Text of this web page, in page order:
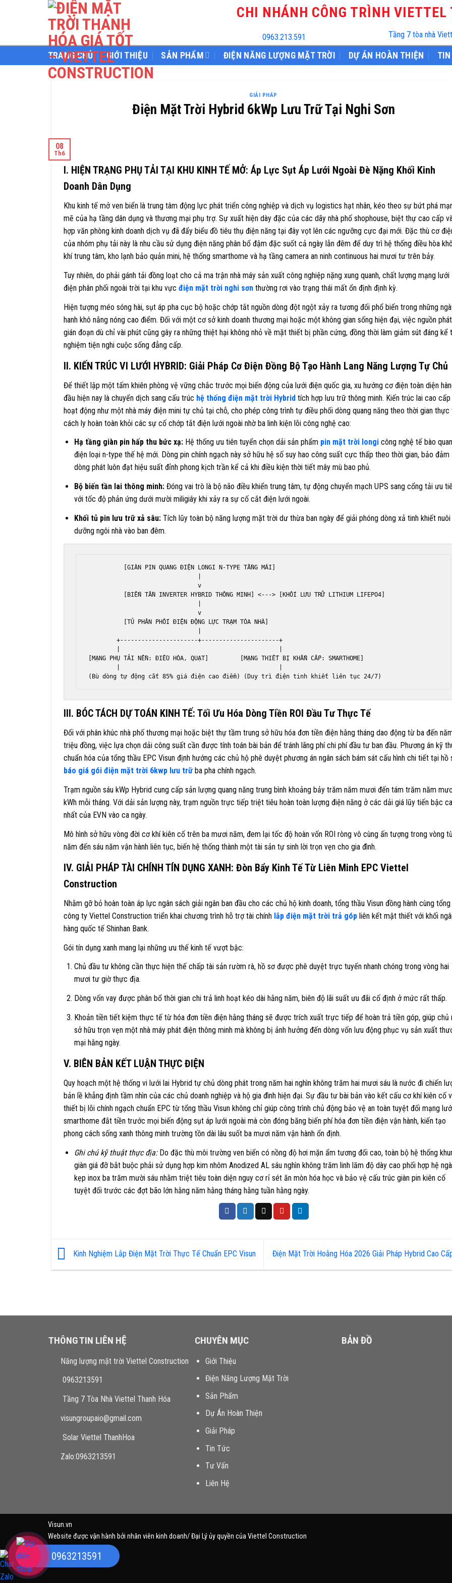
CHI NHÁNH CÔNG TRÌNH VIETTEL
0963.213.591 Tầng 7 tòa nhà
TRANG CHỦ GIỚI THIỆU SẢN PHẨM ĐIỆN NĂNG LƯỢNG MẶT TRỜI DỰ ÁN HOÀN THIỆN
GIẢI PHÁP
Điện Mặt Trời Hybrid 6kWp Lưu Trữ Tại Nghi Sơn
08
Th6
I. HIỆN TRẠNG PHỤ TẢI TẠI KHU KINH TẾ MỞ: Áp Lực Sụt Áp Lưới Ngoài Đè Nặng Khối Kinh
Doanh Dân Dụng
Khu kinh tế mở ven biển là trung tâm động lực phát triển công nghiệp và dịch vụ logistics hạt nhân, kéo theo sự bứt phá
mẽ của hạ tầng dân dụng và thương mại phụ trợ. Sự xuất hiện dày đặc của các dãy nhà phố shophouse, biệt thự cao cấp
hợp văn phòng kinh doanh dịch vụ đã đẩy biểu đồ tiêu thụ điện năng tại đây vọt lên các ngưỡng cực đại mới. Đặc thù cơ
của nhóm phụ tải này là nhu cầu sử dụng điện năng phân bổ đậm đặc suốt cả ngày lẫn đêm để duy trì hệ thống điều hòa
khí trung tâm, kho lạnh bảo quản mini, hệ thống smarthome và hạ tầng camera an ninh continuous hai mươi tư trên bảy.
Tuy nhiên, do phải gánh tải đồng loạt cho cả ma trận nhà máy sản xuất công nghiệp nặng xung quanh, chất lượng mạng lưới
điện phân phối ngoài trời tại khu vực điện mặt trời nghi sơn thường rơi vào trạng thái mất ổn định định kỳ.
Hiện tượng méo sóng hài, sụt áp pha cục bộ hoặc chớp tắt nguồn dòng đột ngột xảy ra tương đối phổ biến trong những
hanh khô nắng nóng cao điểm. Đối với một cơ sở kinh doanh thương mại hoặc một không gian sống hiện đại, việc nguồn
gián đoạn dù chỉ vài phút cũng gây ra những thiệt hại không nhỏ về mặt thiết bị phần cứng, đồng thời làm giảm sút đáng kể
nghiệm tiện nghi cuộc sống đẳng cấp.
II. KIẾN TRÚC VI LƯỚI HYBRID: Giải Pháp Cơ Điện Đồng Bộ Tạo Hành Lang Năng Lượng Tự Chủ
Để thiết lập một tấm khiên phòng vệ vững chắc trước mọi biến động của lưới điện quốc gia, xu hướng cơ điện toàn diện
đầu hiện nay là chuyển dịch sang cấu trúc hệ thống điện mặt trời Hybrid tích hợp lưu trữ thông minh. Kiến trúc lai cao cấp
hoạt động như một nhà máy điện mini tự chủ tại chỗ, cho phép công trình tự điều phối dòng quang năng theo thời gian thực
cách ly hoàn toàn khỏi các sự cố chớp tắt điện lưới ngoài nhờ ba linh kiện lõi công nghệ cao:
Hạ tầng giàn pin hấp thu bức xạ:Hệ thống ưu tiên tuyển chọn dải sản phẩm pin mặt trời longicông nghệ tế bào
điện loại n-type thế hệ mới. Dòng pin chính ngạch này sở hữu hệ số suy hao công suất cực thấp theo thời gian, bảo đảm
dòng phát luôn đạt hiệu suất đỉnh phong kịch trần kể cả khi điều kiện thời tiết mây mù bao phủ.
Bộ biến tần lai thông minh:Đóng vai trò là bộ não điều khiển trung tâm, tự động chuyển mạch UPS sang cổng tải ưu
với tốc độ phản ứng dưới mười miligiây khi xảy ra sự cố cắt điện lưới ngoài.
Khối tủ pin lưu trữ xả sâu:Tích lũy toàn bộ năng lượng mặt trời dư thừa ban ngày để giải phóng dòng xả tinh khiết nuôi
dưỡng ngôi nhà vào ban đêm.
          [GIÀN PIN QUANG ĐIỆN LONGI N-TYPE TẦNG MÁI]
                               v
          [BIẾN TẦN INVERTER HYBRID THÔNG MINH] <---> [KHỐI LƯU TRỮ LITHIUM LIFEPO4]
                               v
          [TỦ PHÂN PHỐI ĐIỆN ĐỘNG LỰC TRẠM TÒA NHÀ]
        +----------------------+----------------------+
[MẠNG PHỤ TẢI NỀN: ĐIỀU HÒA, QUẠT]         [MẠNG THIẾT BỊ KHẨN CẤP: SMARTHOME]
III. BÓC TÁCH DỰ TOÁN KINH TẾ: Tối Ưu Hóa Dòng Tiền ROI Đầu Tư Thực Tế
Đối với phân khúc nhà phố thương mại hoặc biệt thự tầm trung sở hữu hóa đơn tiền điện hằng tháng dao động từ ba đến
triệu đồng, việc lựa chọn dải công suất cần được tính toán bài bản để tránh lãng phí chi phí đầu tư ban đầu. Phương án kỹ
chuẩn hóa của tổng thầu EPC Visun định hướng các chủ hộ phê duyệt phương án ngân sách bám sát cấu hình chi tiết tại hồ
báo giá gói điện mặt trời 6kwp lưu trữ ba pha chính ngạch.
Trạm nguồn sáu kWp Hybrid cung cấp sản lượng quang năng trung bình khoảng bảy trăm năm mươi đến tám trăm năm
kWh mỗi tháng. Với dải sản lượng này, trạm nguồn trực tiếp triệt tiêu hoàn toàn lượng điện năng ở các dải giá lũy tiến bậc
nhất của EVN vào ca ngày.
Mô hình sở hữu vòng đời cơ khí kiên cố trên ba mươi năm, đem lại tốc độ hoàn vốn ROI ròng vô cùng ấn tượng trong vòng
năm đến sáu năm vận hành liên tục, biến hệ thống thành một tài sản tự sinh lời trọn vẹn cho gia đình.
IV. GIẢI PHÁP TÀI CHÍNH TÍN DỤNG XANH: Đòn Bẩy Kinh Tế Từ Liên Minh EPC Viettel
Construction
Nhằm gỡ bỏ hoàn toàn áp lực ngân sách giải ngân ban đầu cho các chủ hộ kinh doanh, tổng thầu Visun đồng hành cùng tổng
công ty Viettel Construction triển khai chương trình hỗ trợ tài chính lắp điện mặt trời trả góp liên kết mật thiết với khối
hàng quốc tế Shinhan Bank.
Gói tín dụng xanh mang lại những ưu thế kinh tế vượt bậc:
Chủ đầu tư không cần thực hiện thế chấp tài sản rườm rà, hồ sơ được phê duyệt trực tuyến nhanh chóng trong vòng hai
mươi tư giờ thực địa.
Dòng vốn vay được phân bổ thời gian chi trả linh hoạt kéo dài hằng năm, biên độ lãi suất ưu đãi cố định ở mức rất thấp.
Khoản tiền tiết kiệm thực tế từ hóa đơn tiền điện hằng tháng sẽ được trích xuất trực tiếp để hoàn trả tiền góp, giúp chủ
sở hữu trọn vẹn một nhà máy phát điện thông minh mà không bị ảnh hưởng đến dòng vốn lưu động phục vụ sản xuất
mại hằng ngày.
V. BIÊN BẢN KẾT LUẬN THỰC ĐIỆN
Quy hoạch một hệ thống vi lưới lai Hybrid tự chủ dòng phát trong năm hai nghìn không trăm hai mươi sáu là nước đi chiến
bản lề khẳng định tầm nhìn của các chủ doanh nghiệp và hộ gia đình hiện đại. Sự đầu tư bài bản vào kết cấu cơ khí kiên cố
thiết bị lõi chính ngạch chuẩn EPC từ tổng thầu Visun không chỉ giúp công trình chủ động bảo vệ an toàn tuyệt đối mạng
smarthome đắt tiền trước mọi biến động sụt áp lưới ngoài mà còn đóng băng biến phí hóa đơn tiền điện vận hành, kiến tạo
phong cách sống xanh thông minh trường tồn dài lâu suốt ba mươi năm vận hành ổn định.
Ghi chú kỹ thuật thực địa:Do đặc thù môi trường ven biển có nồng độ hơi mặn ẩm tương đối cao, toàn bộ hệ thống
giàn giá đỡ bắt buộc phải sử dụng hợp kim nhôm Anodized AL sáu nghìn không trăm linh lăm độ dày cao phối hợp hệ
kẹp inox ba trăm mười sáu nhằm triệt tiêu toàn diện nguy cơ rỉ sét ăn mòn hóa học và bảo vệ cấu trúc giàn pin kiên cố
tuyệt đối trước các đợt bão lớn hằng năm hằng tháng hằng tuần hằng ngày.
Kinh Nghiệm Lắp Điện Mặt Trời Thực Tế Chuẩn EPC Visun Điện Mặt Trời Hoằng Hóa 2026 Giải Pháp Hybrid Cao
THÔNG TIN LIÊN HỆ
Năng lượng mặt trời Viettel Construction
0963213591
Tầng 7 Tòa Nhà Viettel Thanh Hóa
visungroupaio@gmail.com
Solar Viettel ThanhHoa
Zalo:0963213591
CHUYÊN MỤC
Giới Thiệu
Điện Năng Lượng Mặt Trời
Sản Phẩm
Dự Án Hoàn Thiện
Giải Pháp
Tin Tức
Tư Vấn
Liên Hệ
BẢN ĐỒ
Visun.vn
Website được vận hành bởi nhân viên kinh doanh/ Đại Lý ủy quyền của Viettel Construction
0963213591